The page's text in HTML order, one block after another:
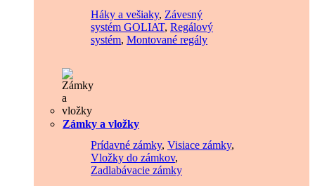
Háky a vešiaky, Závesný
systém GOLIAT, Regálový
systém, Montované regály
Zámky a vložky
Prídavné zámky, Visiace zámky,
Vložky do zámkov,
Zadlabávacie zámky